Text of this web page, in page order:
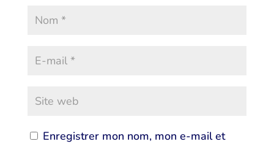
Enregistrer mon nom, mon e-mail et